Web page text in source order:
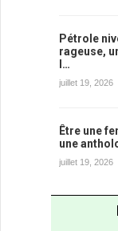
Pétrole
rageuse,
l…
juillet 19, 2026
Être une
une
juillet 19, 2026